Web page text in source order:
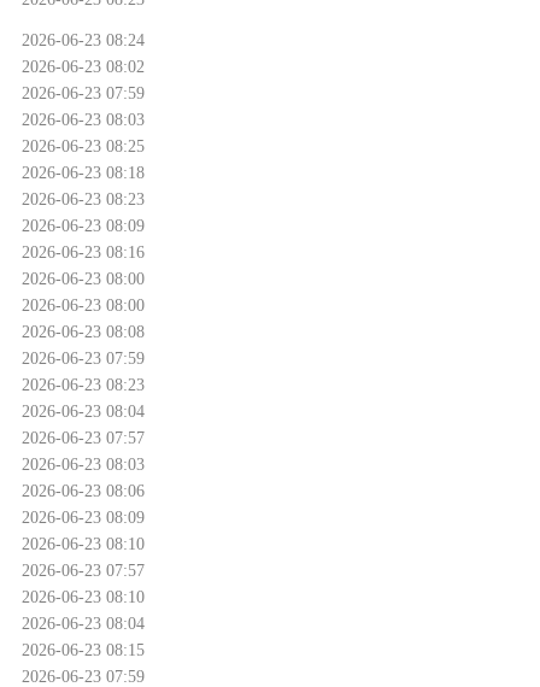
2026-06-23 08:24
2026-06-23 08:02
2026-06-23 07:59
2026-06-23 08:03
2026-06-23 08:25
2026-06-23 08:18
2026-06-23 08:23
2026-06-23 08:09
2026-06-23 08:16
2026-06-23 08:00
2026-06-23 08:00
2026-06-23 08:08
2026-06-23 07:59
2026-06-23 08:23
2026-06-23 08:04
2026-06-23 07:57
2026-06-23 08:03
2026-06-23 08:06
2026-06-23 08:09
2026-06-23 08:10
2026-06-23 07:57
2026-06-23 08:10
2026-06-23 08:04
2026-06-23 08:15
2026-06-23 07:59